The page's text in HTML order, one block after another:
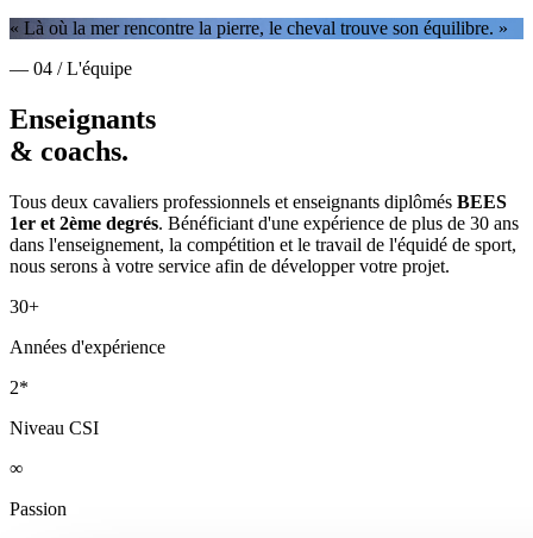
« Là où la mer rencontre la pierre, le cheval trouve son équilibre. »
— 04 / L'équipe
Enseignants
& coachs.
Tous deux cavaliers professionnels et enseignants diplômés BEES
1er et 2ème degrés. Bénéficiant d'une expérience de plus de 30 ans
dans l'enseignement, la compétition et le travail de l'équidé de sport,
nous serons à votre service afin de développer votre projet.
30+
Années d'expérience
2*
Niveau CSI
∞
Passion